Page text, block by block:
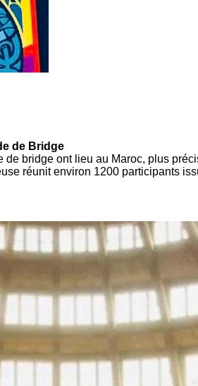
de Bridge
de bridge ont lieu au Maroc, plus
réunit environ 1200 participants